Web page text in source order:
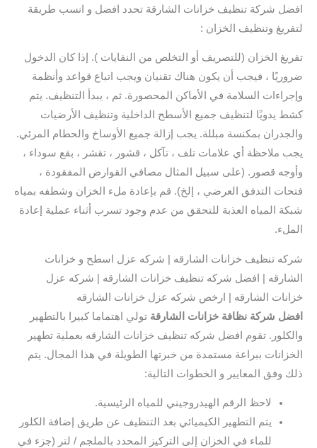
افضل شركة تنظيف خزانات الشارقة تحدد افضل و انسب طريقة
لتفريغ وتنظيف الخزان :
تفريغ الخزان (للتصريف أو التخلص من النفايات ). إذا كان الدخول
ضروريًا ، فيجب أن يكون هناك تقنيان ويجب اتباع قواعد وأنظمة
وإجراءات السلامة في الأماكن المحصورة. ثم ، يبدأ التنظيف. يتم
كشط يدويًا لتنظيف جميع الأسطح الداخلية وتنظيف الأرضيات
والجدران بمكنسة مبللة. يجب إزالة جميع الأوساخ والحطام المرئي.
يجب ملاحظة أي علامات تلف ، تآكل ، قشور ، تقشر ، بقع سوداء ،
وأوجه قصور. (على سبيل المثال مصافي القوارض المفقودة ،
فتحات التدفق العرضي ، إلخ). قم بإعادة ملء الخزان وشطفه بمياه
شبكة المياه العذبة للتحقق من عدم وجود تسرب أثناء عملية إعادة
الملء.
شركه تنظيف خزانات الشارقه | شركه عزل اسطح و خزانات
الشارقه | افضل شركه تنظيف خزانات الشارقه | شركه عزل
خزانات الشارقه | ارخص شركه عزل خزانات الشارقه
افضل شركة نظافة خزانات الشارقة تولي اهتماما كبيرا بالتطهير
والكلور. تقوم افضل شركه تنظيف خزانات الشارقه بعملية تطهير
الخزانات ببراعة مستمدة من خبرتها الطويلة في هذا المجال. يتم
ذلك وفق المعايير و الخطوات التالية:
لاحظ الرقم الهيدروجيني للمياه الرئيسية.
يتم التطهير الكيميائي بعد التنظيف عن طريق إضافة الكلور
للماء في الخزان إلى التركيز المحدد بالملجم / لتر (جزء في